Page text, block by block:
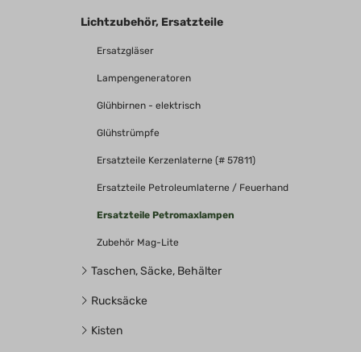
Lichtzubehör, Ersatzteile
Ersatzgläser
Lampengeneratoren
Glühbirnen - elektrisch
Glühstrümpfe
Ersatzteile Kerzenlaterne (# 57811)
Ersatzteile Petroleumlaterne / Feuerhand
Ersatzteile Petromaxlampen
Zubehör Mag-Lite
Taschen, Säcke, Behälter
Rucksäcke
Kisten